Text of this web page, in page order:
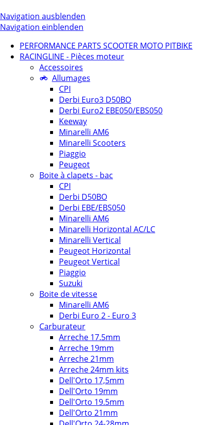
Navigation ausblenden
Navigation einblenden
PERFORMANCE PARTS SCOOTER MOTO PITBIKE
RACINGLINE - Pièces moteur
Accessoires
Allumages
CPI
Derbi Euro3 D50BO
Derbi Euro2 EBE050/EBS050
Keeway
Minarelli AM6
Minarelli Scooters
Piaggio
Peugeot
Boite à clapets - bac
CPI
Derbi D50BO
Derbi EBE/EBS050
Minarelli AM6
Minarelli Horizontal AC/LC
Minarelli Vertical
Peugeot Horizontal
Peugeot Vertical
Piaggio
Suzuki
Boite de vitesse
Minarelli AM6
Derbi Euro 2 - Euro 3
Carburateur
Arreche 17.5mm
Arreche 19mm
Arreche 21mm
Arreche 24mm kits
Dell'Orto 17,5mm
Dell'Orto 19mm
Dell'Orto 19.5mm
Dell'Orto 21mm